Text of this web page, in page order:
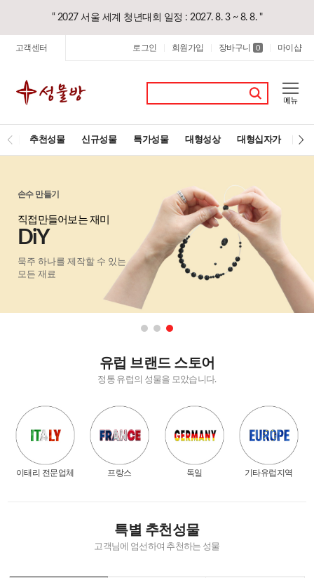
“ 2027 서울 세계 청년대회 일정 : 2027. 8. 3 ~ 8. 8. "
고객센터 로그인 회원가입 장바구니 0 마이샵
추천성물 신규성물 특가성물 대형성상 대형십자가 레
손수 만들기
직접만들어보는 재미
DiY
묵주 하나를 제작할 수 있는
모든 재료
유럽 브랜드 스토어
정통 유럽의 성물을 모았습니다.
이태리 전문업체 프랑스 독일 기타유럽지역
특별 추천성물
고객님에 엄선하여 추천하는 성물